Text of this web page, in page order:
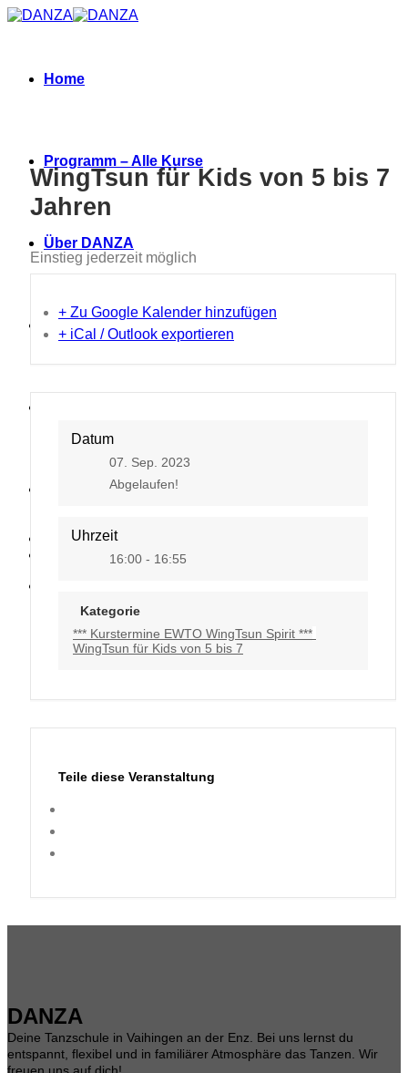
Zum
Home
Programm – Alle Kurse
Über DANZA
Neues
WingTsun für Kids von 5 bis 7
Jahren
Einstieg jederzeit möglich
+ Zu Google Kalender hinzufügen
+ iCal / Outlook exportieren
Datum
07. Sep. 2023
Abgelaufen!
Uhrzeit
16:00 - 16:55
Kategorie
*** Kurstermine EWTO WingTsun Spirit ***
WingTsun für Kids von 5 bis 7
Teile diese Veranstaltung
DANZA
Deine Tanzschule in Vaihingen an der Enz. Bei uns lernst du
entspannt, flexibel und in familiärer Atmosphäre das Tanzen. Wir
freuen uns auf dich!